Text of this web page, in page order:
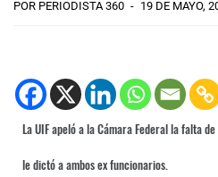
POR PERIODISTA 360 19 DE MAYO,
La UIF apeló a la Cámara Federal la falta
le dictó a ambos ex funcionarios.